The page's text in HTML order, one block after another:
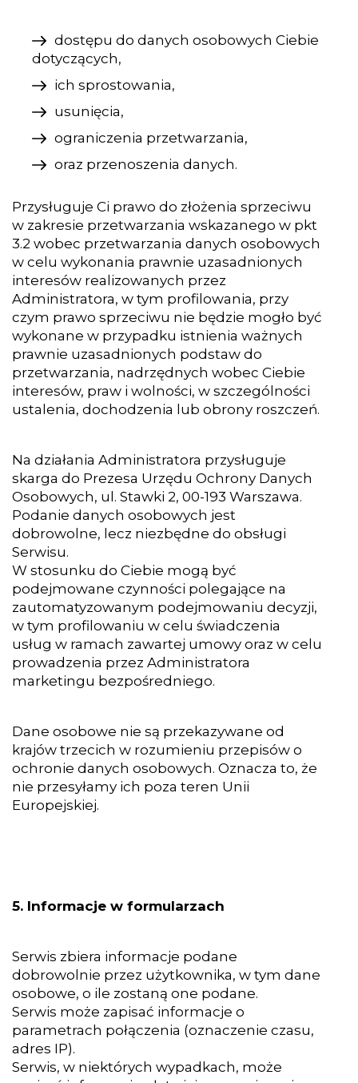
dostępu do danych osobowych Ciebie
dotyczących,
ich sprostowania,
usunięcia,
ograniczenia przetwarzania,
oraz przenoszenia danych.
Przysługuje Ci prawo do złożenia sprzeciwu
w zakresie przetwarzania wskazanego w pkt
3.2 wobec przetwarzania danych osobowych
w celu wykonania prawnie uzasadnionych
interesów realizowanych przez
Administratora, w tym profilowania, przy
czym prawo sprzeciwu nie będzie mogło być
wykonane w przypadku istnienia ważnych
prawnie uzasadnionych podstaw do
przetwarzania, nadrzędnych wobec Ciebie
interesów, praw i wolności, w szczególności
ustalenia, dochodzenia lub obrony roszczeń.
Na działania Administratora przysługuje
skarga do Prezesa Urzędu Ochrony Danych
Osobowych, ul. Stawki 2, 00-193 Warszawa.
Podanie danych osobowych jest
dobrowolne, lecz niezbędne do obsługi
Serwisu.
W stosunku do Ciebie mogą być
podejmowane czynności polegające na
zautomatyzowanym podejmowaniu decyzji,
w tym profilowaniu w celu świadczenia
usług w ramach zawartej umowy oraz w celu
prowadzenia przez Administratora
marketingu bezpośredniego.
Dane osobowe nie są przekazywane od
krajów trzecich w rozumieniu przepisów o
ochronie danych osobowych. Oznacza to, że
nie przesyłamy ich poza teren Unii
Europejskiej.
5. Informacje w formularzach
Serwis zbiera informacje podane
dobrowolnie przez użytkownika, w tym dane
osobowe, o ile zostaną one podane.
Serwis może zapisać informacje o
parametrach połączenia (oznaczenie czasu,
adres IP).
Serwis, w niektórych wypadkach, może